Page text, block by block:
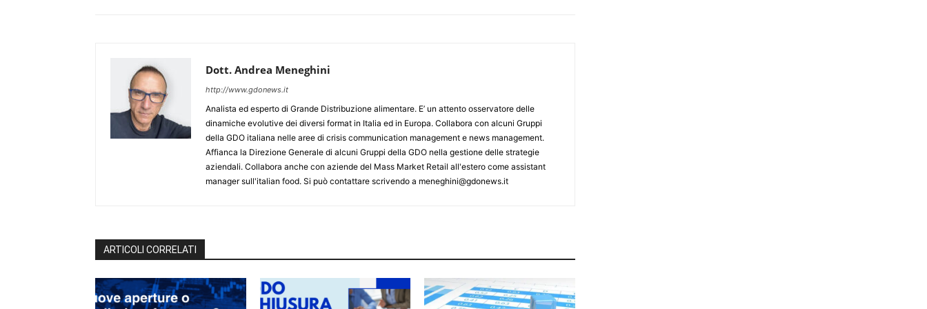
Dott. Andrea Meneghini
http://www.gdonews.it
Analista ed esperto di Grande Distribuzione alimentare. E’ un attento osservatore delle
dinamiche evolutive dei diversi format in Italia ed in Europa. Collabora con alcuni Gruppi
della GDO italiana nelle aree di crisis communication management e news management.
Affianca la Direzione Generale di alcuni Gruppi della GDO nella gestione delle strategie
aziendali. Collabora anche con aziende del Mass Market Retail all'estero come assistant
manager sull'italian food. Si può contattare scrivendo a meneghini@gdonews.it
ARTICOLI CORRELATI